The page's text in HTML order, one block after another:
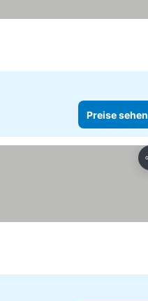
Preise sehen